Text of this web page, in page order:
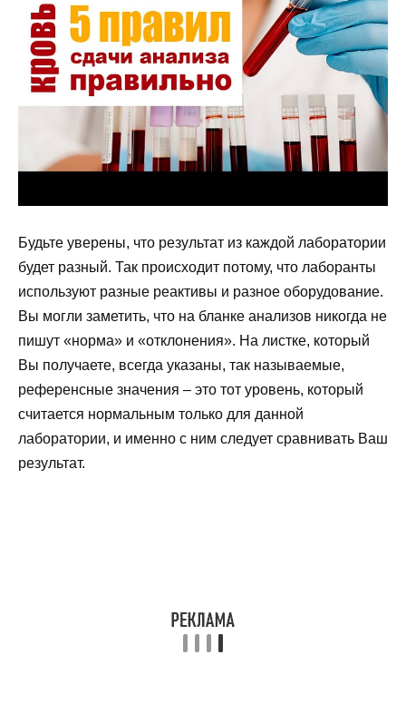
Будьте уверены, что результат из каждой лаборатории
будет разный. Так происходит потому, что лаборанты
используют разные реактивы и разное оборудование.
Вы могли заметить, что на бланке анализов никогда не
пишут «норма» и «отклонения». На листке, который
Вы получаете, всегда указаны, так называемые,
референсные значения – это тот уровень, который
считается нормальным только для данной
лаборатории, и именно с ним следует сравнивать Ваш
результат.